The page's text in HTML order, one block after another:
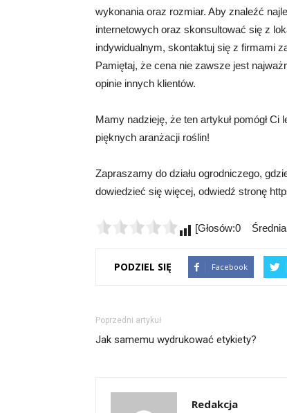
wykonania oraz rozmiar. Aby znaleźć
internetowych oraz skonsultować się z
indywidualnym, skontaktuj się z firmami
Pamiętaj, że cena nie zawsze jest
opinie innych klientów.
Mamy nadzieję, że ten artykuł pomógł
pięknych aranżacji roślin!
Zapraszamy do działu ogrodniczego,
dowiedzieć się więcej, odwiedź stronę
[Głosów:0
PODZIEL SIĘ Facebook
Poprzedni artykuł
Jak samemu wydrukować etykiety?
Redakcja